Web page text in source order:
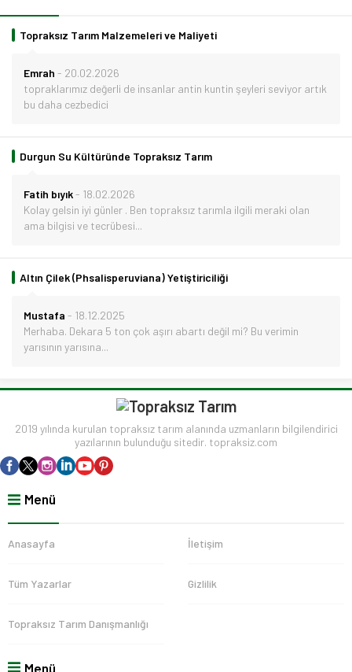
Topraksız Tarım Malzemeleri ve Maliyeti
Emrah - 20.02.2026
topraklarımız değerli de insanlar antin kuntin şeyleri seviyor artık
bu daha cezbedici
Durgun Su Kültüründe Topraksız Tarım
Fatih bıyık- 18.02.2026
Kolay gelsin iyi günler . Ben topraksız tarımla ilgili meraki olan
ama bilgisi ve tecrübesi...
Altın Çilek (Phsalisperuviana) Yetiştiriciliği
Mustafa - 18.12.2025
Merhaba. Dekara 5 ton çok aşırı abartı değil mi? Bu verimin
yarısının yarısına...
2019 yılında kurulan topraksız tarım alanında uzmanların bilgilendirici
yazılarının bulunduğu sitedir. topraksiz.com
Menü
Anasayfa İletişim
Tüm Yazarlar Gizlilik
Topraksız Tarım Danışmanlığı
Menü